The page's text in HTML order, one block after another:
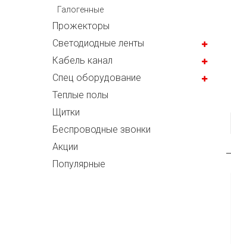
Галогенные
Прожекторы
Светодиодные ленты
Кабель канал
Спец оборудование
Теплые полы
Щитки
Беспроводные звонки
Акции
Популярные